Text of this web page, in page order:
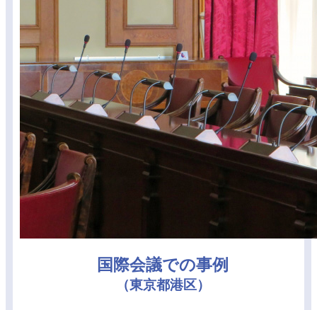
国際会議での事例
（東京都港区）